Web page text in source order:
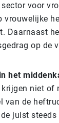
sector voor
vrouwelijke
Daarnaast
op de
het
krijgen niet
van de
juist